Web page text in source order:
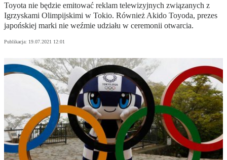
Toyota nie będzie emitować reklam telewizyjnych związanych z
Igrzyskami Olimpijskimi w Tokio. Również Akido Toyoda, prezes
japońskiej marki nie weźmie udziału w ceremonii otwarcia.
Publikacja: 19.07.2021 12:01